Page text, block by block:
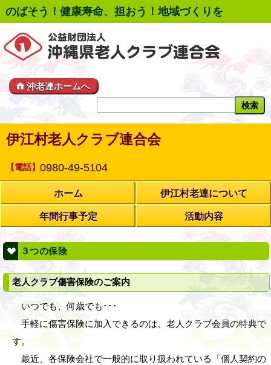
のばそう！健康寿命、担おう！地域づくりを
沖老連ホームへ
伊江村老人クラブ連合会
【電話】 0980-49-5104
ホーム 伊江村老連について
年間行事予定 活動内容
３つの保険
老人クラブ傷害保険のご案内
いつでも、何歳でも･･･
手軽に傷害保険に加入できるのは、老人クラブ会員の特典で
す。
最近、各保険会社で一般的に取り扱われている「個人契約の